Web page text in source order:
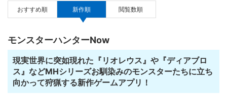
おすすめ順 新作順 閲覧数順
モンスターハンターNow
現実世界に突如現れた『リオレウス』や『ディアブロ
ス』などMHシリーズお馴染みのモンスターたちに立ち
向かって狩猟する新作ゲームアプリ！